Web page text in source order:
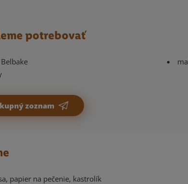
potrebovať
zoznam
papier na pečenie, kastrolík